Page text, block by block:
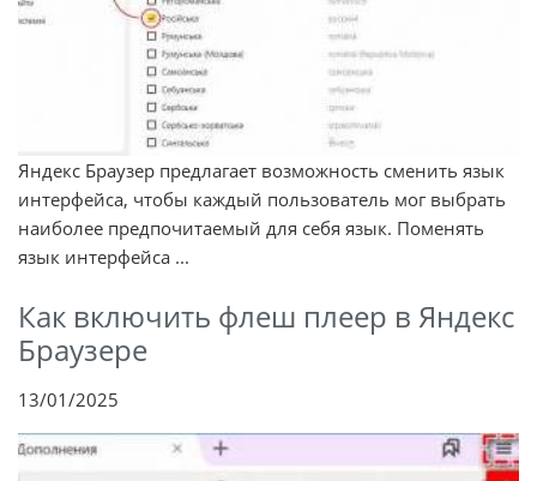
Яндекс Браузер предлагает возможность сменить язык
интерфейса, чтобы каждый пользователь мог выбрать
наиболее предпочитаемый для себя язык. Поменять
язык интерфейса ...
Как включить флеш плеер в Яндекс
Браузере
13/01/2025